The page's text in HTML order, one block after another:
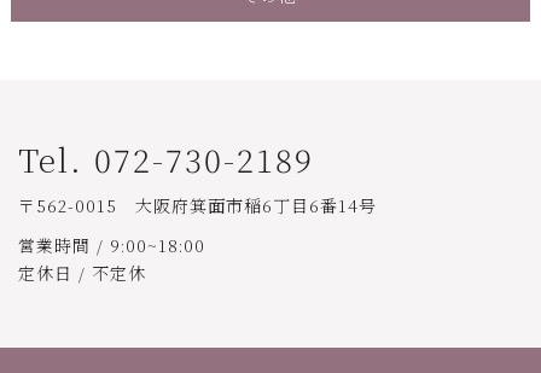
Tel. 072-730-2189
〒562-0015 大阪府箕面市稲6丁目6番14号
営業時間 / 9:00~18:00
定休日 / 不定休